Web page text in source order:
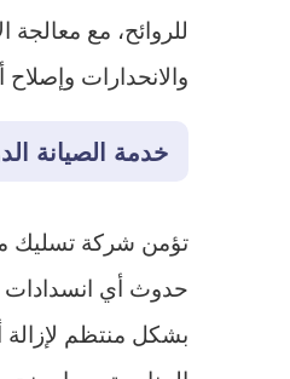
للروائح، مع
والانحدارات
خدمة الصيانة
تؤمن شركة تسليك
حدوث أي انسدادات
بشكل منتظم لإزالة